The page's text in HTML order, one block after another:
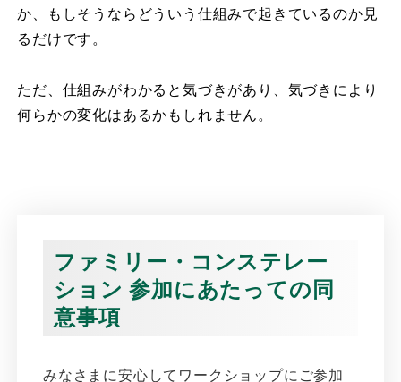
か、もしそうならどういう仕組みで起きているのか見
るだけです。
ただ、仕組みがわかると気づきがあり、気づきにより
何らかの変化はあるかもしれません。
ファミリー・コンステレー
ション 参加にあたっての同
意事項
みなさまに安心してワークショップにご参加